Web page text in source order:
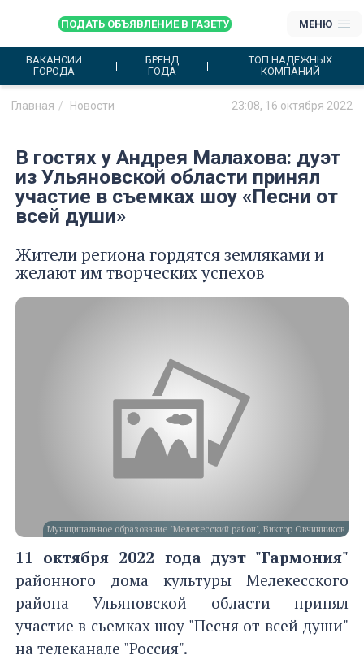
ПОДАТЬ ОБЪЯВЛЕНИЕ В ГАЗЕТУ МЕНЮ
ВАКАНСИИ
ГОРОДА
БРЕНД
ГОДА
ТОП НАДЕЖНЫХ
КОМПАНИЙ
Главная Новости 23:08, 16 октября 2022
В гостях у Андрея Малахова: дуэт
из Ульяновской области принял
участие в съемках шоу «Песни от
всей души»
Жители региона гордятся земляками и
желают им творческих успехов
Муниципальное образование "Мелекесский район", Виктор Овчинников
11 октября 2022 года дуэт "Гармония"
районного дома культуры Мелекесского
района Ульяновской области принял
участие в сьемках шоу "Песня от всей души"
на телеканале "Россия".